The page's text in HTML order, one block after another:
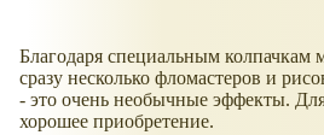
Благодаря специальным колпачкам
сразу несколько фломастеров и
- это очень необычные эффекты. Для
хорошее приобретение.